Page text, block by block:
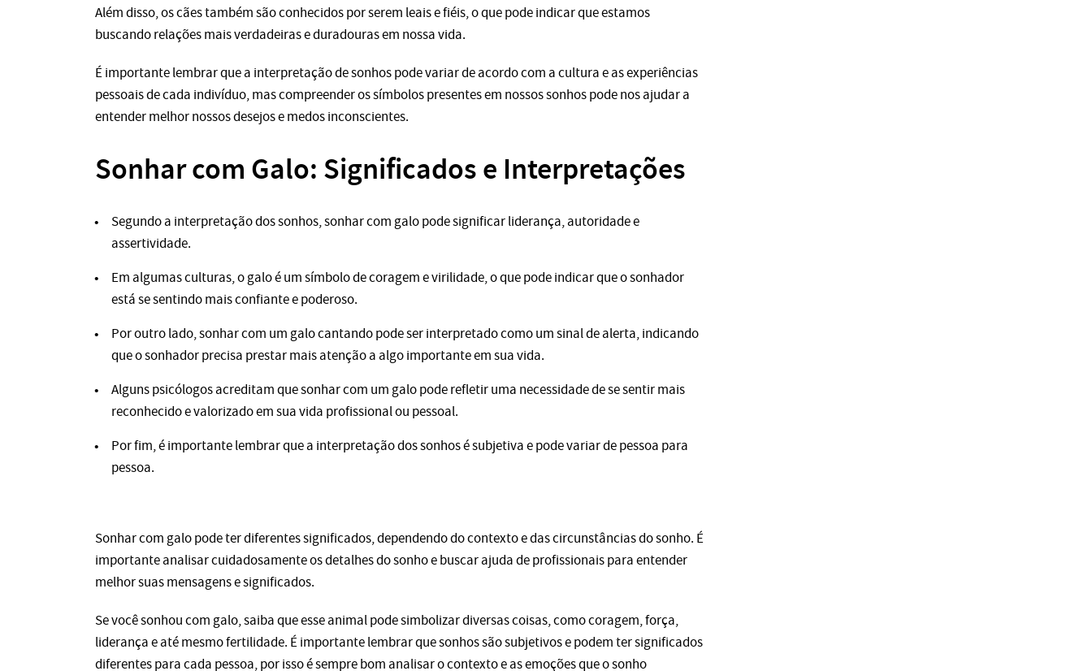
Além disso, os cães também são conhecidos por serem leais e fiéis, o que pode indicar que estamos
buscando relações mais verdadeiras e duradouras em nossa vida.
É importante lembrar que a interpretação de sonhos pode variar de acordo com a cultura e as experiências
pessoais de cada indivíduo, mas compreender os símbolos presentes em nossos sonhos pode nos ajudar a
entender melhor nossos desejos e medos inconscientes.
Sonhar com Galo: Significados e Interpretações
Segundo a interpretação dos sonhos, sonhar com galo pode significar liderança, autoridade e
assertividade.
Em algumas culturas, o galo é um símbolo de coragem e virilidade, o que pode indicar que o sonhador
está se sentindo mais confiante e poderoso.
Por outro lado, sonhar com um galo cantando pode ser interpretado como um sinal de alerta, indicando
que o sonhador precisa prestar mais atenção a algo importante em sua vida.
Alguns psicólogos acreditam que sonhar com um galo pode refletir uma necessidade de se sentir mais
reconhecido e valorizado em sua vida profissional ou pessoal.
Por fim, é importante lembrar que a interpretação dos sonhos é subjetiva e pode variar de pessoa para
pessoa.
Sonhar com galo pode ter diferentes significados, dependendo do contexto e das circunstâncias do sonho. É
importante analisar cuidadosamente os detalhes do sonho e buscar ajuda de profissionais para entender
melhor suas mensagens e significados.
Se você sonhou com galo, saiba que esse animal pode simbolizar diversas coisas, como coragem, força,
liderança e até mesmo fertilidade. É importante lembrar que sonhos são subjetivos e podem ter significados
diferentes para cada pessoa, por isso é sempre bom analisar o contexto e as emoções que o sonho